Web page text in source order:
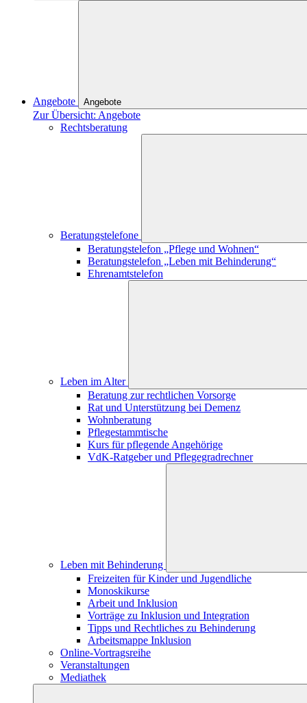
Angebote Angebote
Zur Übersicht: Angebote
Rechtsberatung
Beratungstelefone
Beratungstelefon „Pflege und Wohnen“
Beratungstelefon „Leben mit Behinderung“
Ehrenamtstelefon
Leben im Alter
Beratung zur rechtlichen Vorsorge
Rat und Unterstützung bei Demenz
Wohnberatung
Pflegestammtische
Kurs für pflegende Angehörige
VdK-Ratgeber und Pflegegradrechner
Leben mit Behinderung
Freizeiten für Kinder und Jugendliche
Monoskikurse
Arbeit und Inklusion
Vorträge zu Inklusion und Integration
Tipps und Rechtliches zu Behinderung
Arbeitsmappe Inklusion
Online-Vortragsreihe
Veranstaltungen
Mediathek